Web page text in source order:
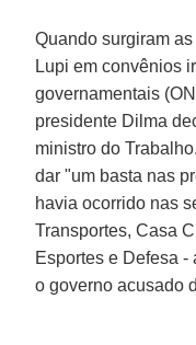
Quando surgiram
Lupi em convênios
governamentais
presidente Dilma
ministro do
dar "um basta nas
havia ocorrido nas
Transportes, Casa
Esportes e Defesa
o governo acusado